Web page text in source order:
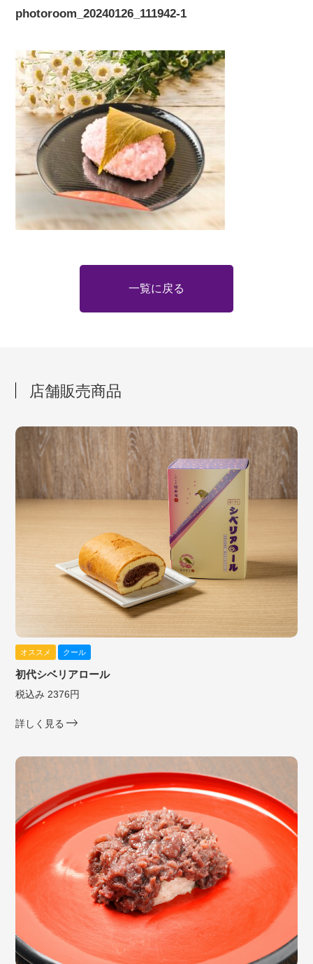
photoroom_20240126_111942-1
一覧に戻る
店舗販売商品
オススメ クール
初代シベリアロール
税込み 2376円
詳しく見る